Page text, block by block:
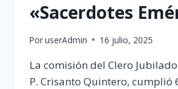
«Sacerdotes
PoruserAdmin 16 julio, 2025
La comisión del Clero
P. Crisanto Quintero, cumplió